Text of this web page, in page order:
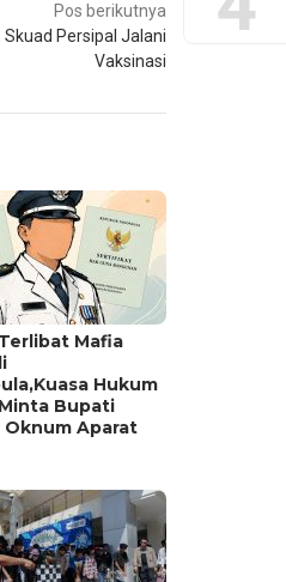
Pos berikutnya
Persipal Jalani
Vaksinasi
Mafia
Hukum
Bupati
Oknum Aparat